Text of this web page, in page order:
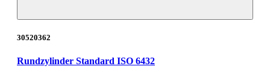
30520362
Rundzylinder Standard ISO 6432